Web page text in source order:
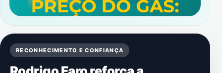
RECONHECIMENTO E CONFIANÇA